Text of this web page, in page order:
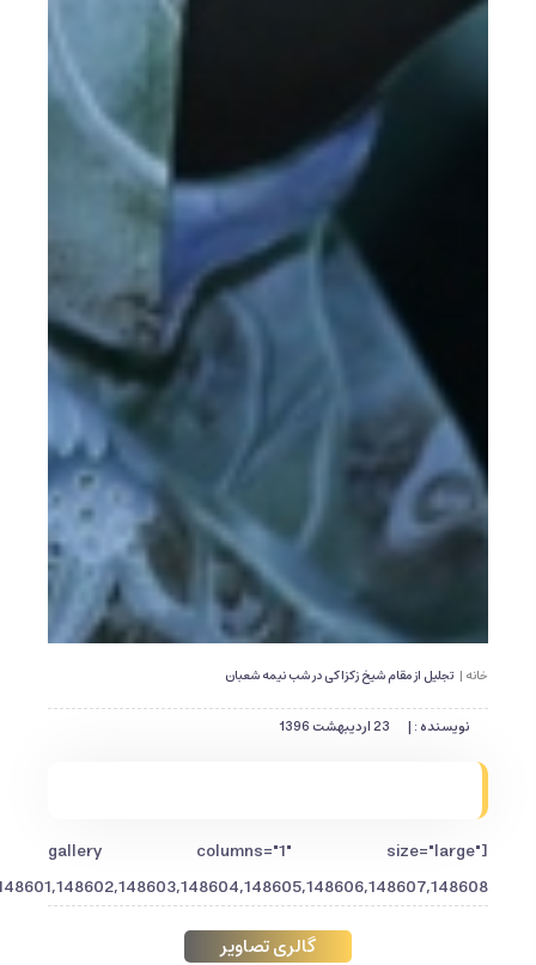
خانه | تجلیل از مقام شیخ زکزاکی در شب نیمه شعبان
نویسنده : | 23 اردیبهشت 1396
[gallery columns="1" size="large"
گالری تصاویر